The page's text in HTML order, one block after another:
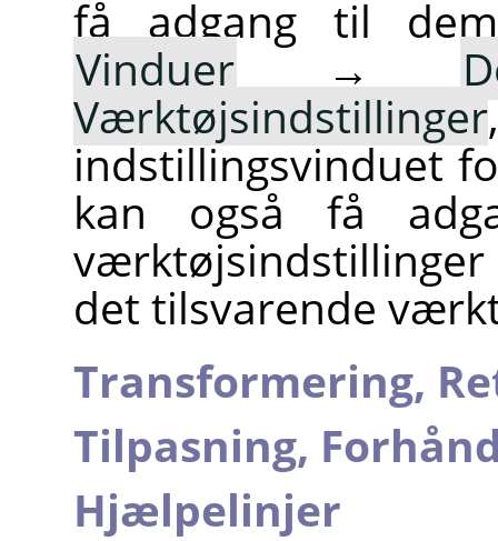
få adgang til
Vinduer →
Værktøjsindstillinger
indstillingsvinduet
kan også få
det tilsvarende
Transformering,
Tilpasning,
Hjælpelinjer